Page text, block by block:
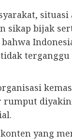
sikap bijak
rumput
yang